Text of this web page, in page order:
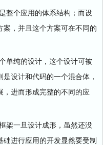
个应用的体系结构；而设
，并且这个方案可在不同的
纯的设计，这个设计可被
设计和代码的一个混合体，
，进而形成完整的不同的应
一旦设计成形，虽然还没
进行应用的开发显然要受制